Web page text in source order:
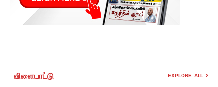
விளையாட்டு EXPLORE ALL